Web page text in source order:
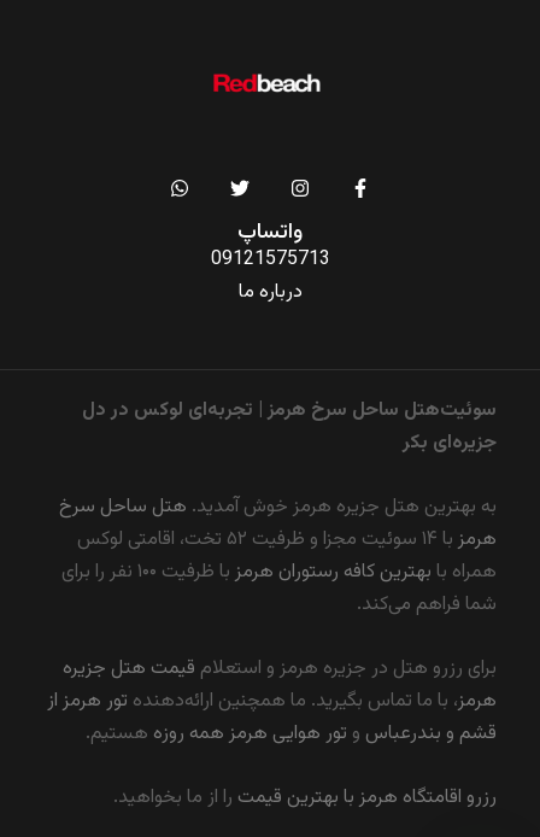
واتساپ
09121575713
درباره ما
سوئیت‌هتل ساحل سرخ هرمز | تجربه‌ای لوکس در دل
جزیره‌ای بکر
به بهترین هتل جزیره هرمز خوش آمدید. هتل ساحل سرخ
هرمز
با ۱۴ سوئیت مجزا و ظرفیت ۵۲ تخت، اقامتی لوکس
همراه با بهترین کافه رستوران هرمز
با ظرفیت ۱۰۰ نفر را برای
شما فراهم می‌کند.
برای رزرو هتل در جزیره هرمز و استعلام قیمت هتل جزیره
هرمز، با ما تماس بگیرید. ما همچنین ارائه‌دهنده تور هرمز از
قشم و بندرعباس و تور هوایی هرمز همه روزه هستیم.
رزرو اقامتگاه هرمز با بهترین قیمت را از ما بخواهید.